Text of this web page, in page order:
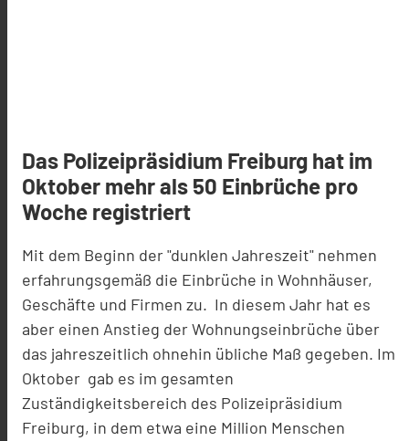
Das Polizeipräsidium Freiburg hat im
Oktober mehr als 50 Einbrüche pro
Woche registriert
Mit dem Beginn der "dunklen Jahreszeit" nehmen
erfahrungsgemäß die Einbrüche in Wohnhäuser,
Geschäfte und Firmen zu. In diesem Jahr hat es
aber einen Anstieg der Wohnungseinbrüche über
das jahreszeitlich ohnehin übliche Maß gegeben. Im
Oktober gab es im gesamten
Zuständigkeitsbereich des Polizeipräsidium
Freiburg, in dem etwa eine Million Menschen